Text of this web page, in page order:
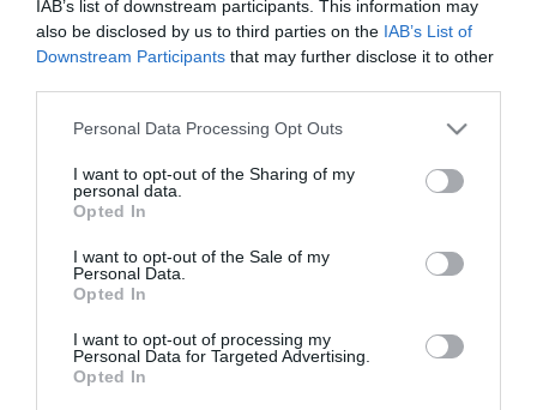
IAB’s list of downstream participants. This information may
also be disclosed by us to third parties on the IAB’s List of
Downstream Participants that may further disclose it to other
Please note that this website/app uses one or more Google
not limited to your visit or usage behaviour. You may click to
grant or deny consent to Google and its third-party tags to
use your data for below specified purposes in below Google
consent section.
Personal Data Processing Opt Outs
I want to opt-out of the Sharing of my
personal data.
Opted In
I want to opt-out of the Sale of my
Personal Data.
Opted In
I want to opt-out of processing my
Personal Data for Targeted Advertising.
Opted In
Θεραπεία έκαναν ο Βέλεθ και ο Νιάς, του οποίου η
μαγνητική ήταν «καθαρή», ασκήσεις στο
γυμναστήριο οι Μαουρίσιο, Σανκαρέ, ατομικό ο
Κουρμπέλης και αποφόρτιση ο Μολό. Απόντες ήταν
ο εγχειρισμένος Αγιούμπ και οι διεθνείς Διούδης,
Αλεξανδρόπουλος, Ιωαννίδης, Χριστογεώργος.
ΑΓΩΝΙΣΤΙΚΑ